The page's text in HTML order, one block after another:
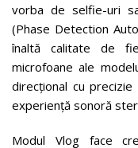
vorba de selfie-uri
(Phase Detection
înaltă calitate de
microfoane ale
direcțional cu
experiență sonoră
Modul Vlog face